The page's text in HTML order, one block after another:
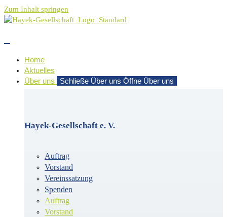
Zum Inhalt springen
Home
Aktuelles
Über uns
Schließe Über uns Öffne Über uns
Hayek-Gesellschaft e. V.
Auftrag
Vorstand
Vereinssatzung
Spenden
Auftrag
Vorstand